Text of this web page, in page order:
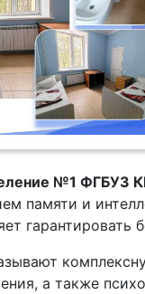
№1 ФГБУЗ
памяти и
а также